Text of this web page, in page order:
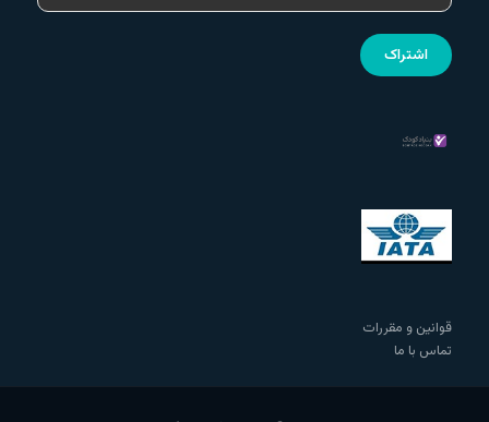
قوانین و مقررات
تماس با ما